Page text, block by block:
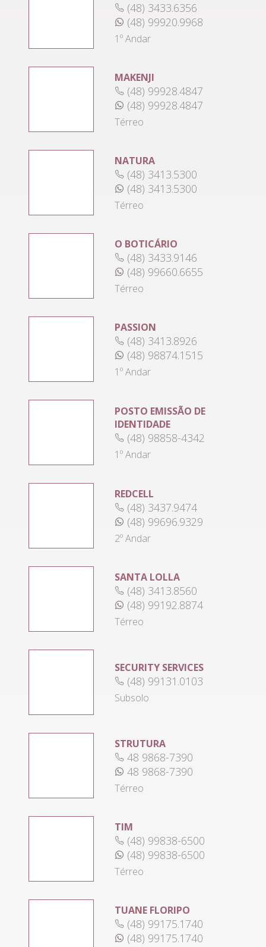
(48) 3433.6356
(48) 99920.9968
1º Andar
MAKENJI
(48) 99928.4847
(48) 99928.4847
Térreo
NATURA
(48) 3413.5300
(48) 3413.5300
Térreo
O BOTICÁRIO
(48) 3433.9146
(48) 99660.6655
Térreo
PASSION
(48) 3413.8926
(48) 98874.1515
1º Andar
POSTO EMISSÃO DE
IDENTIDADE
(48) 98858-4342
1º Andar
REDCELL
(48) 3437.9474
(48) 99696.9329
2º Andar
SANTA LOLLA
(48) 3413.8560
(48) 99192.8874
Térreo
SECURITY SERVICES
(48) 99131.0103
Subsolo
STRUTURA
48 9868-7390
48 9868-7390
Térreo
TIM
(48) 99838-6500
(48) 99838-6500
Térreo
TUANE FLORIPO
(48) 99175.1740
(48) 99175.1740